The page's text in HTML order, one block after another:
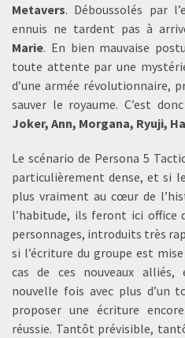
Metavers. Déboussolés par
ennuis ne tardent pas à
Marie. En bien mauvaise
toute attente par une
d’une armée révolutionnaire,
sauver le royaume. C’est
Joker, Ann, Morgana, Ryuji,
Le scénario de Persona 5
particulièrement dense, et si
plus vraiment au cœur de
l’habitude, ils feront ici office
personnages, introduits très
si l’écriture du groupe est
cas de ces nouveaux alliés,
nouvelle fois avec plus d’un
proposer une écriture
réussie. Tantôt prévisible,